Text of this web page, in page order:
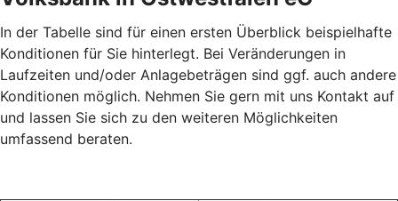
In der Tabelle sind für einen ersten Überblick beispielhafte
Konditionen für Sie hinterlegt. Bei Veränderungen in
Laufzeiten und/oder Anlagebeträgen sind ggf. auch andere
Konditionen möglich. Nehmen Sie gern mit uns Kontakt auf
und lassen Sie sich zu den weiteren Möglichkeiten
umfassend beraten.